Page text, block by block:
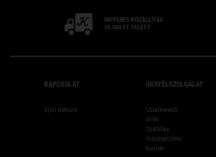
INGYENES KISZÁLLÍTÁS
19.000 FT FELETT
KAPCSOLAT
Írjon nekünk
ÜGYFÉLSZOLGÁLAT
Üzletkereső
GYIK
Szállítás
Visszaküldés
Karrier